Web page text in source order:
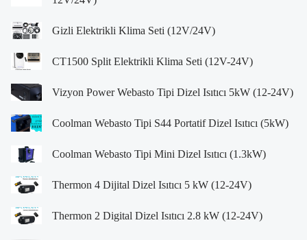
Gizli Elektrikli Klima Seti (12V/24V)
CT1500 Split Elektrikli Klima Seti (12V-24V)
Vizyon Power Webasto Tipi Dizel Isıtıcı 5kW (12-24V)
Coolman Webasto Tipi S44 Portatif Dizel Isıtıcı (5kW)
Coolman Webasto Tipi Mini Dizel Isıtıcı (1.3kW)
Thermon 4 Dijital Dizel Isıtıcı 5 kW (12-24V)
Thermon 2 Digital Dizel Isıtıcı 2.8 kW (12-24V)